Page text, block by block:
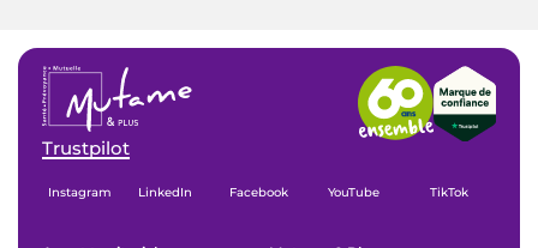
Trustpilot
Instagram LinkedIn Facebook YouTube TikTok